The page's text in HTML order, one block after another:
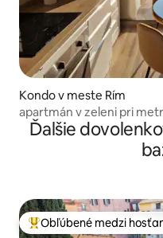
Kondo v meste Rím
apartmán v zeleni pri
Ďalšie
Najobľúbenejšie medzi
Obľúbené medzi